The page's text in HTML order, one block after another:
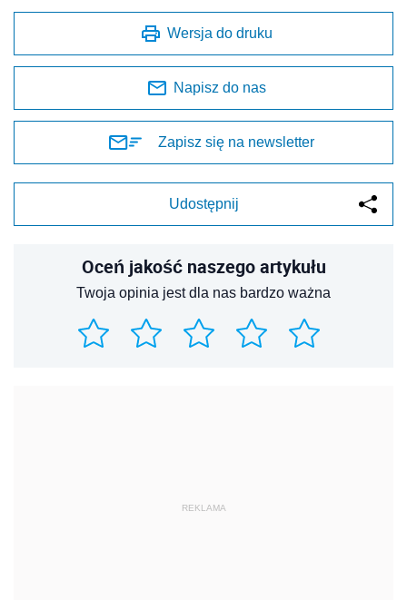
Wersja do druku
Napisz do nas
Zapisz się na newsletter
Udostępnij
Oceń jakość naszego artykułu
Twoja opinia jest dla nas bardzo ważna
REKLAMA